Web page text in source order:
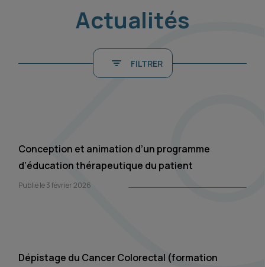
Actualités
FILTRER
Conception et animation d’un programme
d’éducation thérapeutique du patient
Publié le 3 février 2026
Dépistage du Cancer Colorectal (formation